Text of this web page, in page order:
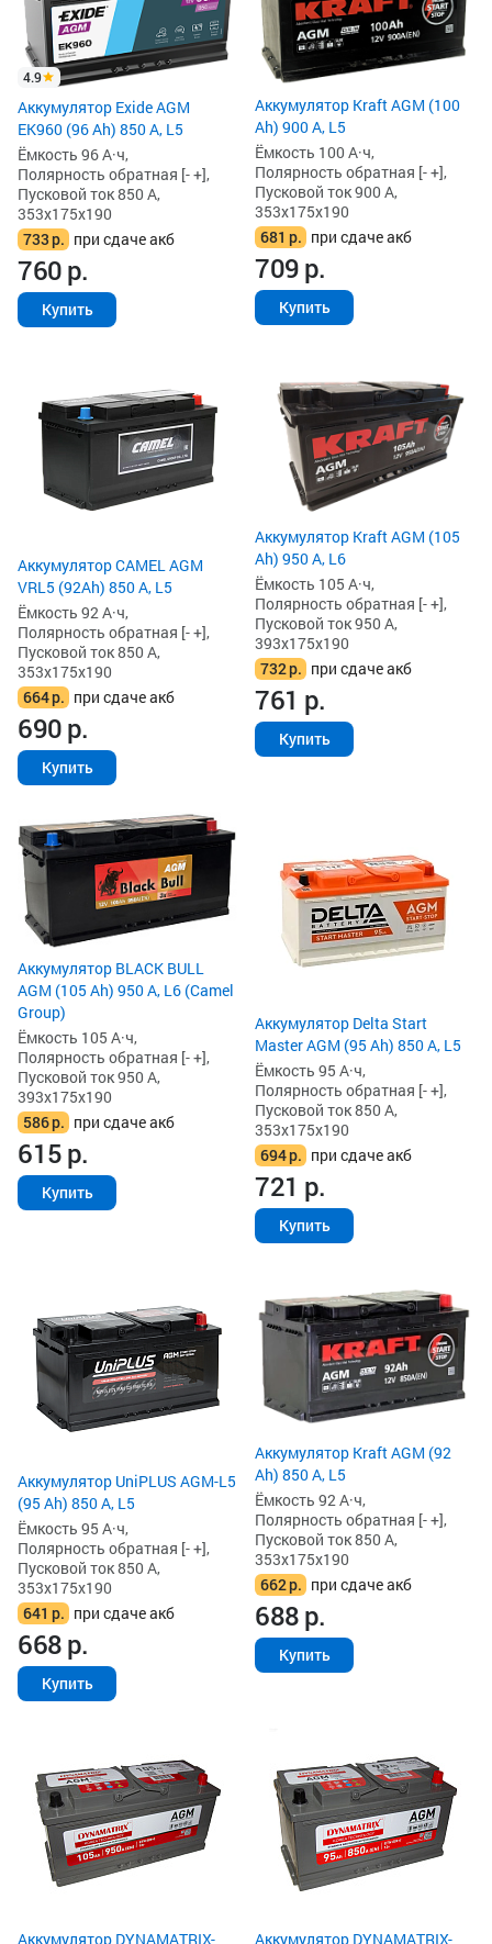
4.9
Аккумулятор Exide AGM
EK960 (96 Ah) 850 А, L5
Ёмкость 96 А·ч,
Полярность обратная [- +],
Пусковой ток 850 А,
353x175x190
733р. при сдаче акб
760р.
Купить
Аккумулятор Kraft AGM (100
Ah) 900 А, L5
Ёмкость 100 А·ч,
Полярность обратная [- +],
Пусковой ток 900 А,
353x175x190
681 р. при сдаче акб
709р.
Купить
Аккумулятор CAMEL AGM
VRL5 (92Ah) 850 А, L5
Ёмкость 92 А·ч,
Полярность обратная [- +],
Пусковой ток 850 А,
353x175x190
664р. при сдаче акб
690р.
Купить
Аккумулятор Kraft AGM (105
Ah) 950 А, L6
Ёмкость 105 А·ч,
Полярность обратная [- +],
Пусковой ток 950 А,
393x175x190
732р. при сдаче акб
761 р.
Купить
Аккумулятор BLACK BULL
AGM (105 Ah) 950 А, L6 (Camel
Group)
Ёмкость 105 А·ч,
Полярность обратная [- +],
Пусковой ток 950 А,
393x175x190
586р. при сдаче акб
615р.
Купить
Аккумулятор Delta Start
Master AGM (95 Ah) 850 А, L5
Ёмкость 95 А·ч,
Полярность обратная [- +],
Пусковой ток 850 А,
353x175x190
694р. при сдаче акб
721 р.
Купить
Аккумулятор UniPLUS AGM-L5
(95 Ah) 850 А, L5
Ёмкость 95 А·ч,
Полярность обратная [- +],
Пусковой ток 850 А,
353x175x190
641 р. при сдаче акб
668р.
Купить
Аккумулятор Kraft AGM (92
Ah) 850 А, L5
Ёмкость 92 А·ч,
Полярность обратная [- +],
Пусковой ток 850 А,
353x175x190
662р. при сдаче акб
688р.
Купить
Аккумулятор DYNAMATRIX- Аккумулятор DYNAMATRIX-